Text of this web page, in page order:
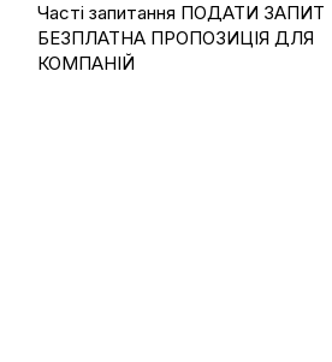
Часті запитання ПОДАТИ ЗАПИТ
БЕЗПЛАТНА ПРОПОЗИЦІЯ ДЛЯ
КОМПАНІЙ